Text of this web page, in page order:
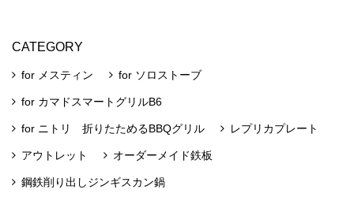
CATEGORY
for メスティン for ソロストーブ
for カマドスマートグリルB6
for ニトリ 折りたためるBBQグリル レプリカプレート
アウトレット オーダーメイド鉄板
鋼鉄削り出しジンギスカン鍋